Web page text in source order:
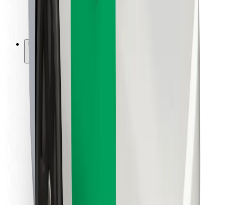
რესტორნებისთვის
სხვა
მომწოდებლები
წესები და პირობები
უსაფრთხოება
მიიღე მომსახურება რამდენიმე წუთში!
გადმოწერე Bolt
იპოვე შენი საყვარელი კერძები!